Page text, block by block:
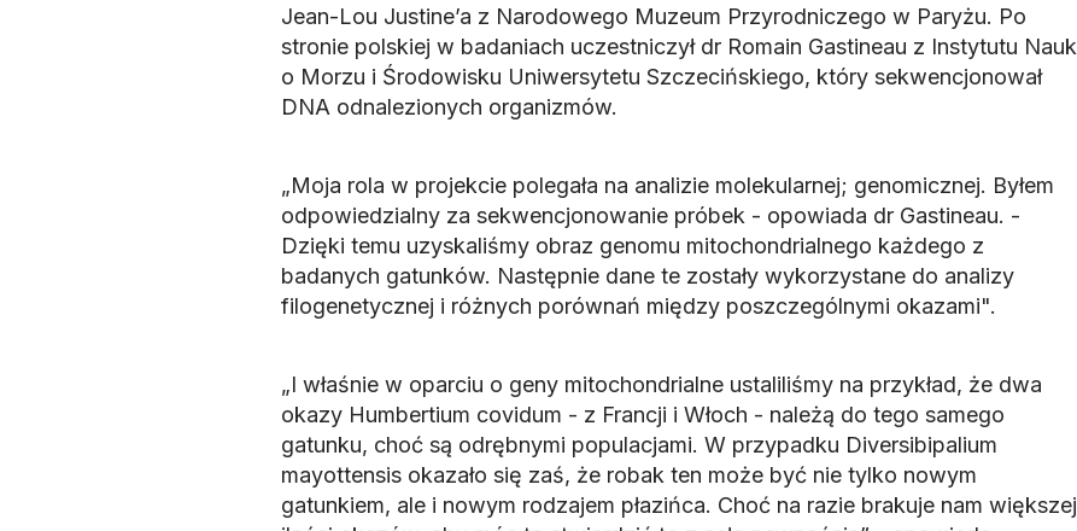
Jean-Lou Justine’a z Narodowego Muzeum Przyrodniczego w Paryżu. Po
stronie polskiej w badaniach uczestniczył dr Romain Gastineau z Instytutu Nauk
o Morzu i Środowisku Uniwersytetu Szczecińskiego, który sekwencjonował
DNA odnalezionych organizmów.
„Moja rola w projekcie polegała na analizie molekularnej; genomicznej. Byłem
odpowiedzialny za sekwencjonowanie próbek - opowiada dr Gastineau. -
Dzięki temu uzyskaliśmy obraz genomu mitochondrialnego każdego z
badanych gatunków. Następnie dane te zostały wykorzystane do analizy
filogenetycznej i różnych porównań między poszczególnymi okazami".
„I właśnie w oparciu o geny mitochondrialne ustaliliśmy na przykład, że dwa
okazy Humbertium covidum - z Francji i Włoch - należą do tego samego
gatunku, choć są odrębnymi populacjami. W przypadku Diversibipalium
mayottensis okazało się zaś, że robak ten może być nie tylko nowym
gatunkiem, ale i nowym rodzajem płazińca. Choć na razie brakuje nam większej